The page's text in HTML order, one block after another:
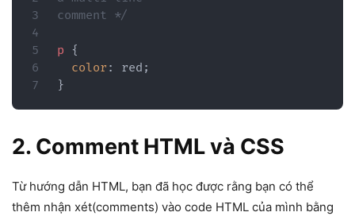
comment */
p {
color : red ;
}
2. Comment HTML và CSS
Từ hướng dẫn HTML, bạn đã học được rằng bạn có thể
thêm nhận xét(comments) vào code HTML của mình bằng